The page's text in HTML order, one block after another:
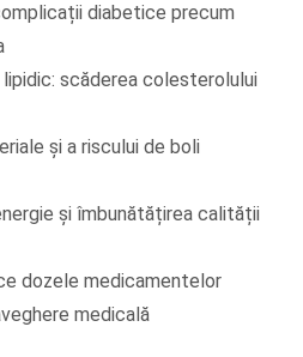
diabetice precum
scăderea colesterolului
și a riscului de boli
și îmbunătățirea calității
dozele medicamentelor
medicală